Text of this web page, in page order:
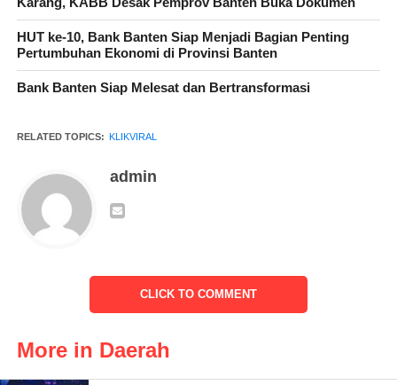
“Kegiatan yang kami lakukan ini selain untuk kebersihan
lingkungan, juga untuk membangkitkan semangat gotong
royong masyarakat di Kota Serang untuk dapat selalu menjaga
kebersihan dilingkungannya,” imbuhnya Kapolres
“Disamping kita mengajak secara nyata kepada masyarakat
melakukan gotong royong, kegiatan ini sekaligus untuk
menanamkan jiwa patriotisme kepada seluruh jajaran Polresta
HUT ke-10, Bank Banten Siap Menjadi Bagian Penting
Pertumbuhan Ekonomi di Provinsi Banten
Bank Banten Siap Melesat dan Bertransformasi
RELATED TOPICS: KLIKVIRAL
admin
CLICK TO COMMENT
More in Daerah